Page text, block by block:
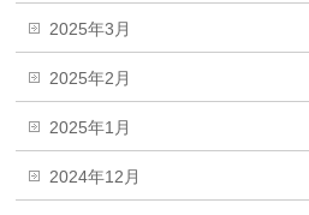
2025年3月
2025年2月
2025年1月
2024年12月